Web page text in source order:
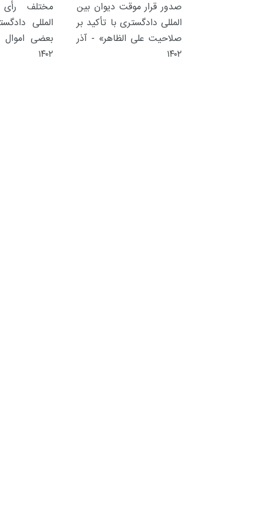
صدور قرار موقت دیوان بین
المللی دادگستری با تأکید بر
صلاحیت علی الظاهر» - آذر
۱۴۰۲
مختلف
المللی
بعضی اموال
۱۴۰۲
معرفی کتاب های حقوقی گفت و گو